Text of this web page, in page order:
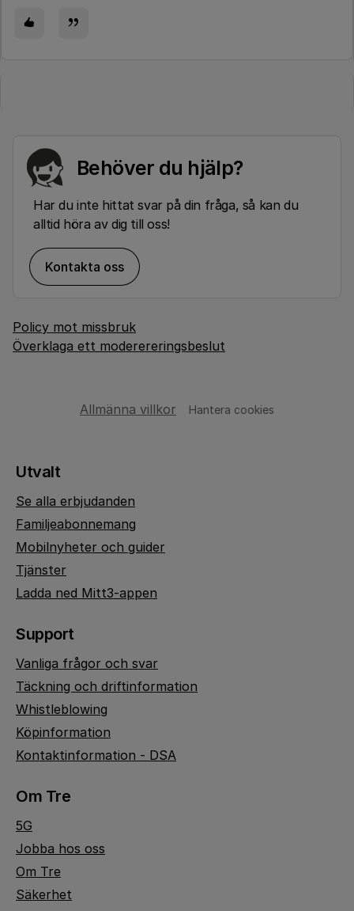
Behöver du hjälp?
Har du inte hittat svar på din fråga, så kan du
alltid höra av dig till oss!
Kontakta oss
Policy mot missbruk
Överklaga ett moderereringsbeslut
Allmänna villkor Hantera cookies
Utvalt
Se alla erbjudanden
Familjeabonnemang
Mobilnyheter och guider
Tjänster
Ladda ned Mitt3-appen
Support
Vanliga frågor och svar
Täckning och driftinformation
Whistleblowing
Köpinformation
Kontaktinformation - DSA
Om Tre
5G
Jobba hos oss
Om Tre
Säkerhet